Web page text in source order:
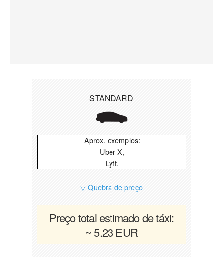
STANDARD
Aprox. exemplos:
Uber X,
Lyft.
▽ Quebra de preço
Preço total estimado de táxi:
~ 5.23 EUR